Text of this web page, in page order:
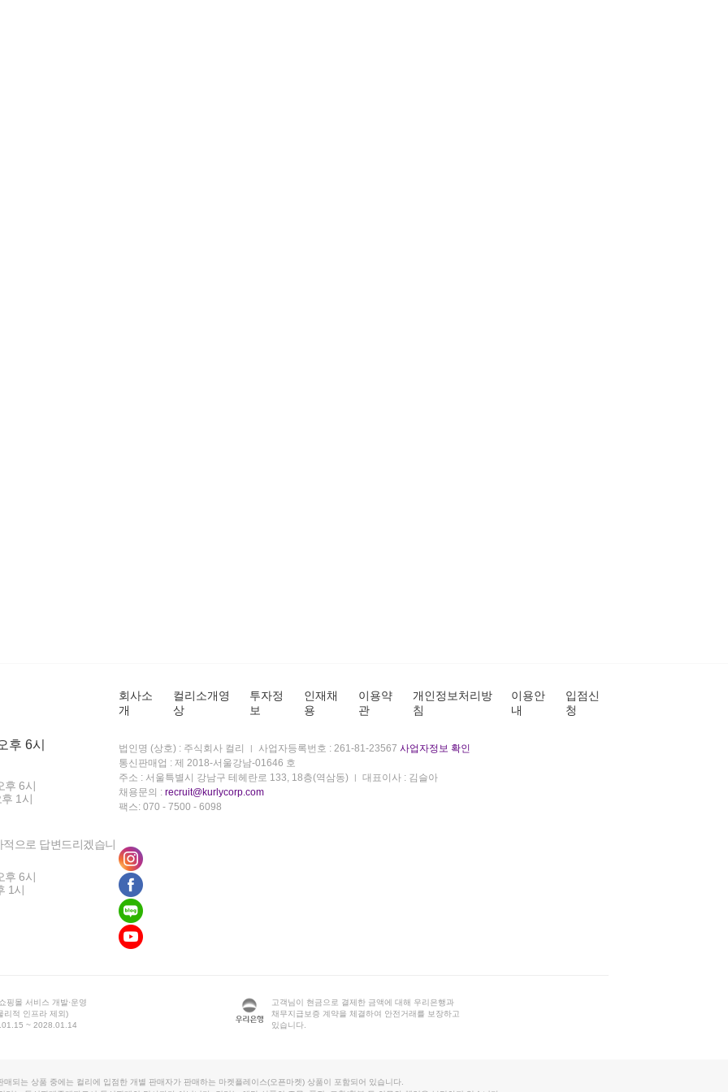
후 6시
후 6시
1시
으로 답변드리겠습니
후 6시
1시
회사소
개
컬리소개영
상
투자정
보
인재채
용
이용약
관
개인정보처리방
침
이용안
내
입점신
청
법인명 (상호) : 주식회사 컬리 사업자등록번호 : 261-81-23567 사업자정보 확인
통신판매업 : 제 2018-서울강남-01646 호
주소 : 서울특별시 강남구 테헤란로 133, 18층(역삼동)
대표이사 : 김슬아
채용문의 : recruit@kurlycorp.com
팩스: 070 - 7500 - 6098
핑몰 서비스 개발·운영
리적 인프라 제외)
~ 2028.01.14
고객님이 현금으로 결제한 금액에 대해 우리은행과
채무지급보증 계약을 체결하여 안전거래를 보장하고
있습니다.
매되는 상품 중에는 컬리에 입점한 개별 판매자가 판매하는 마켓플레이스(오픈마켓) 상품이 포함되어 있습니다.